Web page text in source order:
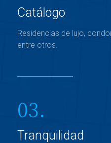
Catálogo
Residencias de lujo,
entre otros.
03.
Tranquilidad